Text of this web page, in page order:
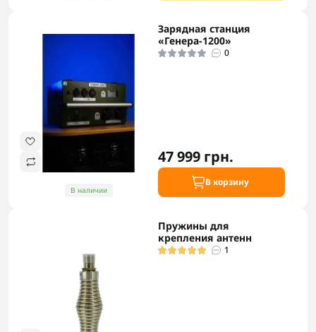
В наличии
Зарядная станция
«Генера-1200»
0
47 999 грн.
В корзину
Пружины для
крепления антенн
1